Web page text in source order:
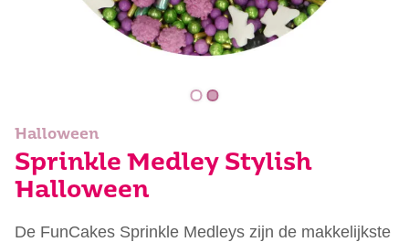
Halloween
Sprinkle Medley Stylish
Halloween
De FunCakes Sprinkle Medleys zijn de makkelijkste